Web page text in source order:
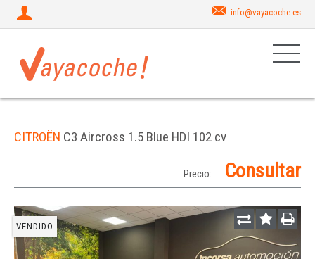
info@vayacoche.es
CITROËN C3 Aircross 1.5 Blue HDI 102 cv
Precio: Consultar
VENDIDO